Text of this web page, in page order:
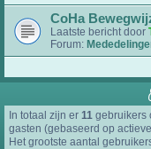
CoHa
Laatste bericht door
Forum:
In totaal zijn er 11 gebruikers
gasten (gebaseerd op
Het grootste aantal